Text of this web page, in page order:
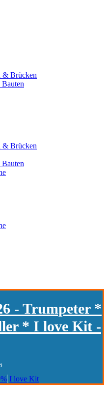
& Brücken
Bauten
& Brücken
Bauten
- Trumpeter *
* I love Kit -
I love Kit